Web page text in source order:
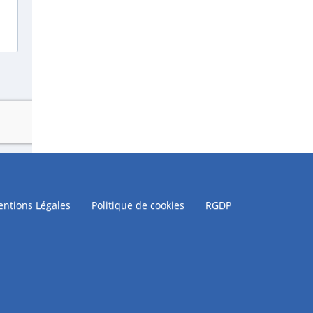
Légales Politique de cookies RGDP